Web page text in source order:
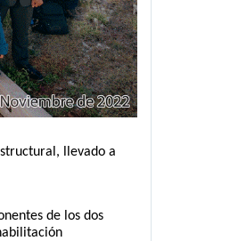
llevado a
de los dos